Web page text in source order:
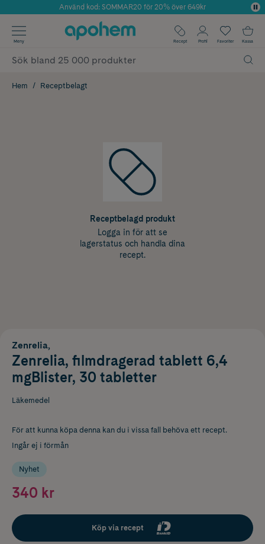
Årets Butik 2025 inom Skönhet
Använd kod: SOMMAR20 för 20% över 649kr
✓ Fri frakt
✓ Poäng på alla köp*
Meny Recept Profil Favoriter Kassa
Hem Receptbelagt
Receptbelagd produkt
Logga in för att se
lagerstatus och handla dina
recept.
Zenrelia,
Zenrelia, filmdragerad tablett 6,4
mgBlister, 30 tabletter
Läkemedel
För att kunna köpa denna kan du i vissa fall behöva ett recept.
Ingår ej i förmån
Nyhet
340 kr
Köp via recept